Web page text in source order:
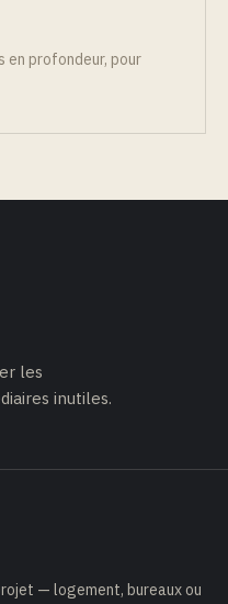
en profondeur, pour
les
inutiles.
— logement, bureaux ou